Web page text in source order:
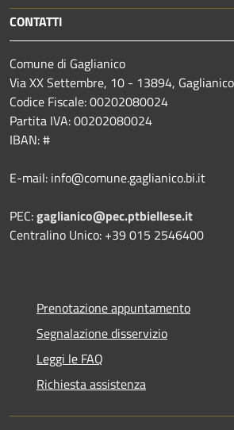
CONTATTI
Comune di Gaglianico
Via XX Settembre, 10 - 13894,
Codice Fiscale: 00202080024
Partita IVA: 00202080024
IBAN: #
E-mail: info@comune.gaglianico.bi.it
PEC:gaglianico@pec.ptbiellese.it
Centralino Unico: +39 015 2546400
Prenotazione appuntamento
Segnalazione disservizio
Leggi le FAQ
Richiesta assistenza